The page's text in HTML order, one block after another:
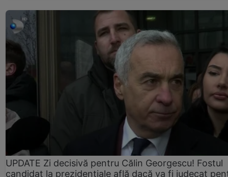
UPDATE Zi decisivă pentru Călin Georgescu! Fostul
candidat la prezidențiale află dacă va fi judecat